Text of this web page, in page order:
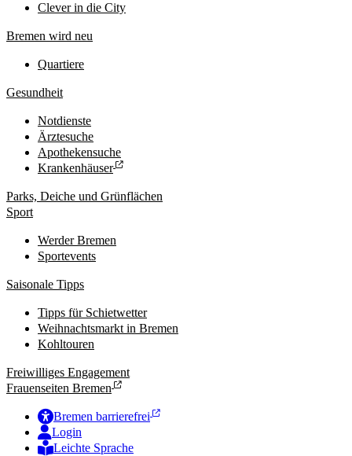
Clever in die City
Bremen wird neu
Quartiere
Gesundheit
Notdienste
Ärztesuche
Apothekensuche
Krankenhäuser
Parks, Deiche und Grünflächen
Sport
Werder Bremen
Sportevents
Saisonale Tipps
Tipps für Schietwetter
Weihnachtsmarkt in Bremen
Kohltouren
Freiwilliges Engagement
Frauenseiten Bremen
Bremen barrierefrei
Login
Leichte Sprache